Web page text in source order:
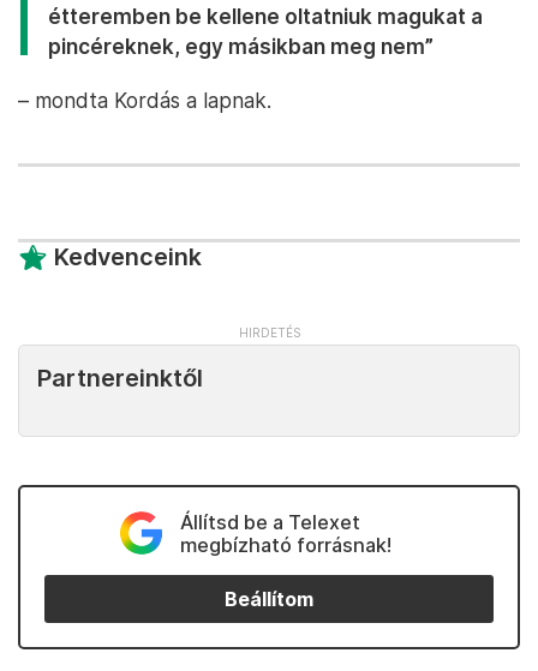
étteremben be kellene oltatniuk magukat a
pincéreknek, egy másikban meg nem”
– mondta Kordás a lapnak.
Kedvenceink
Partnereinktől
Állítsd be a Telexet
megbízható forrásnak!
Beállítom